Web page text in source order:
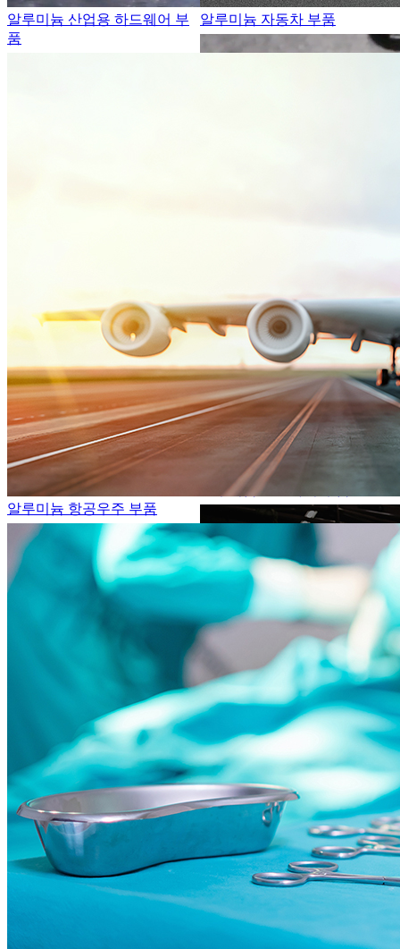
알루미늄 산업용 하드웨어 부
품
알루미늄 자동차 부품
알루미늄 오토바이 부품
알루미늄 항공우주 부품